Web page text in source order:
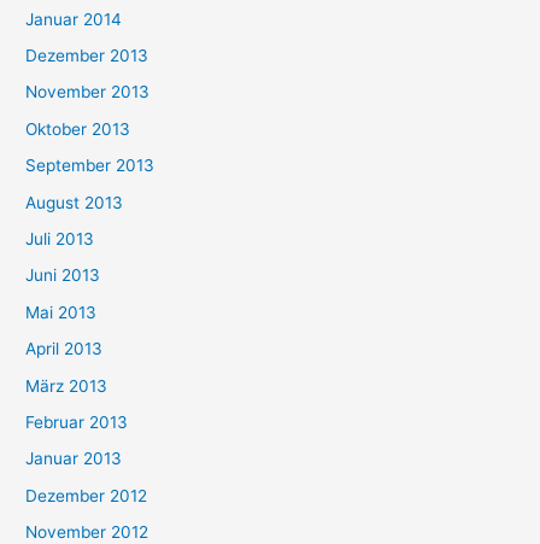
Januar 2014
Dezember 2013
November 2013
Oktober 2013
September 2013
August 2013
Juli 2013
Juni 2013
Mai 2013
April 2013
März 2013
Februar 2013
Januar 2013
Dezember 2012
November 2012